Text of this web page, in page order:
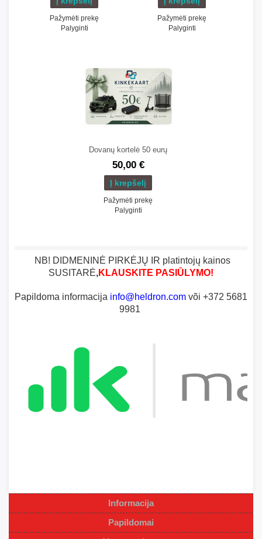
Pažymėti prekę
Palyginti
Pažymėti prekę
Palyginti
Dovanų kortelė 50 eurų
50,00 €
Pažymėti prekę
Palyginti
NB! DIDMENINĖ PIRKĖJŲ IR platintojų kainos
SUSITARĖ,KLAUSKITE PASIŪLYMO!
Papildoma informacija info@heldron.com või +372 5681
9981
Informacija
Papildomai